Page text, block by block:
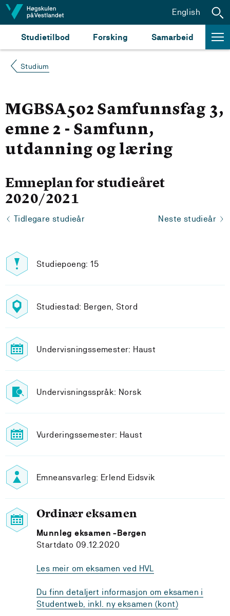
Hopp til innhald
Studietilbod Forsking Samarbeid
English
Studium
MGBSA502 Samfunnsfag 3,
emne 2 - Samfunn,
utdanning og læring
Emneplan for studieåret
2020/2021
Tidlegare studieår Neste studieår
Studiepoeng: 15
Studiestad: Bergen, Stord
Undervisningssemester: Haust
Undervisningsspråk: Norsk
Vurderingssemester: Haust
Emneansvarleg: Erlend Eidsvik
Ordinær eksamen
Munnleg eksamen -Bergen
Startdato 09.12.2020
Les meir om eksamen ved HVL
Du finn detaljert informasjon om eksamen i
Studentweb, inkl. ny eksamen (kont)